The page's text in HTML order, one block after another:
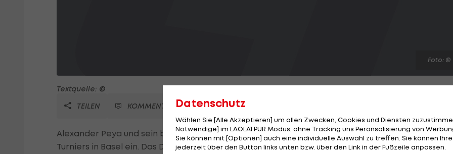
Foto: ©
Textquelle: ©
TEILEN
KOMMENTARE
Alexander Peya und sein brasilianischer Partner Bruno Soares ziehen ins Endspiel des ATP-500-
Turniers in Basel ein. Das Duo setzt sich im Halbfinale mit 6:3, 7:6(5) gegen die Wimbledon-Sieger
Datenschutz
Wählen Sie [Alle Akzeptieren] um allen Zwecken, Cookies und Diensten
Notwendige] im LAOLA1 PUR Modus, ohne Tracking uns Peronsalisierung von
Sie können mit [Optionen] auch eine individuelle Auswahl zu treffen. Sie können
jederzeit über den Button links unten bzw. über den Link in der Fußzeile anpassen.